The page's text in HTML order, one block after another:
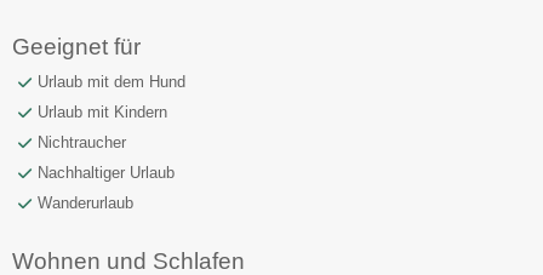
Geeignet für
Urlaub mit dem Hund
Urlaub mit Kindern
Nichtraucher
Nachhaltiger Urlaub
Wanderurlaub
Wohnen und Schlafen